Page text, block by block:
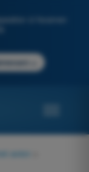
à l'examen
avion